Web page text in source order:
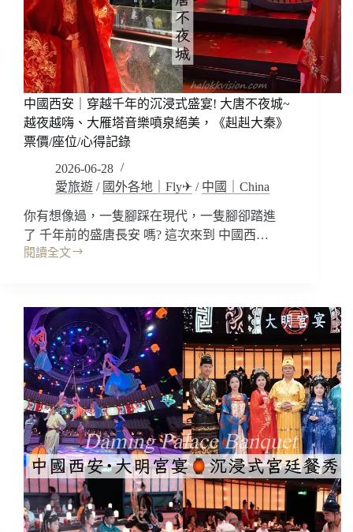
御
湯
遺
跡、
長
恨
歌
實
景
門
票
防
坑
懶
人
包/
台
胞
證
首
發
族
免
費/
包
車
一
中國西安｜穿越千年的沉浸式盛宴! 大唐不夜城~
越夜越嗨、大雁塔音樂噴泉絕美，《赳赳大秦》
票價/座位/心得記錄
2026-06-28
愛旅遊 / 國外各地｜Fly✈ / 中國｜China
你有想像過，一隻腳踩在現代，一隻腳卻踏進
了 千年前的盛唐長安 嗎? 這次來到 中國西…
閱讀全文
中
安
｜
穿
越
千
年
的
沉
浸
式
盛
宴!
大
唐